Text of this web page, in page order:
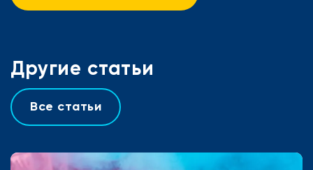
Другие статьи
Все статьи